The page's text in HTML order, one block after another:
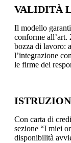
VALIDITÀ
Il modello
conforme
bozza di lavoro:
l’integrazione
le firme dei
Con carta di
sezione “I miei
disponibilità